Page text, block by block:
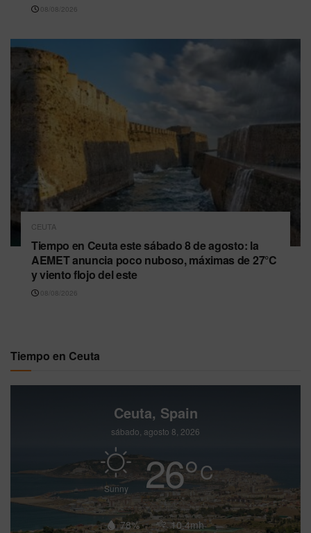
08/08/2026
CEUTA
Tiempo en Ceuta este sábado 8 de agosto: la
AEMET anuncia poco nuboso, máximas de 27°C
y viento flojo del este
08/08/2026
Tiempo en Ceuta
Ceuta, Spain
sábado, agosto 8, 2026
Sunny 26°C
78% 10.4mh